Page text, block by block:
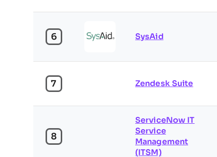
6 SysAid
7 Zendesk Suite
8
ServiceNow IT
Service
Management
(ITSM)